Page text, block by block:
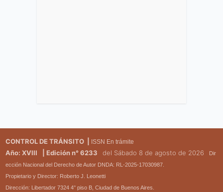
CONTROL DE TRÁNSITO | ISSN En trámite
Año: XVIII | Edición n° 6233 del Sábado 8 de agosto de 2026
Dir
ección Nacional del Derecho de Autor DNDA: RL-2025-17030987.
Propietario y Director: Roberto J. Leonetti
Dirección: Libertador 7324 4° piso B, Ciudad de Buenos Aires.